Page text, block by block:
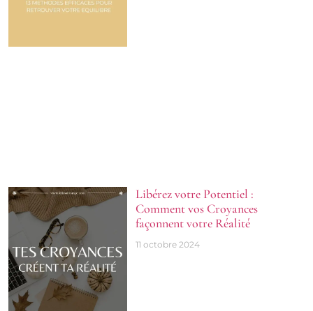
Libérez votre Potentiel :
Comment vos Croyances
façonnent votre Réalité
11 octobre 2024